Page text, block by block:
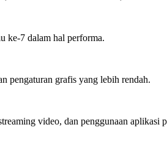
ke-7 dalam hal performa.
pengaturan grafis yang lebih rendah.
video, dan penggunaan aplikasi